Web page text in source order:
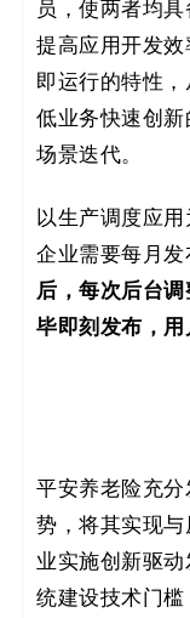
员，使两者均
提高应用开发
即运行的特性
低业务快速创
场景迭代。
以生产调度应用
企业需要每月发
后，每次后台
毕即刻发布，
平安养老险充
势，将其实现
业实施创新驱
统建设技术门槛